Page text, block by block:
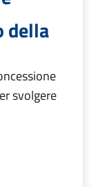
della
svolgere